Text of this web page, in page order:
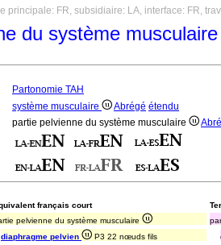
principale: FR, subsidiaire: LA, interface: FR,
du système
Partonomie TAH
système musculaire Abrégé étendu
partie pelvienne du système musculaire
français court
pelvienne du système musculaire
diaphragme pelvien P3 22 nœuds fils